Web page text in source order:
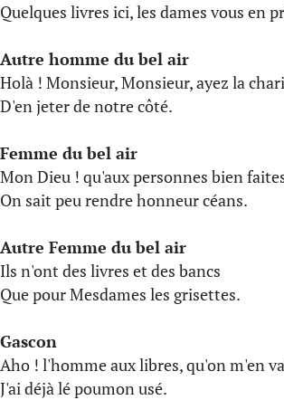
Quelques livres ici, les dames vous en
Autre homme du bel air
Holà ! Monsieur, Monsieur, ayez la
D'en jeter de notre côté.
Femme du bel air
Mon Dieu ! qu'aux personnes bien
On sait peu rendre honneur céans.
Autre Femme du bel air
Ils n'ont des livres et des bancs
Que pour Mesdames les grisettes.
Gascon
Aho ! l'homme aux libres, qu'on m'en
J'ai déjà lé poumon usé.